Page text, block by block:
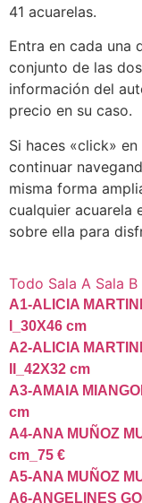
41 acuarelas.
Entra en cada una
conjunto de las
información del
precio en su caso.
Si haces «click»
continuar
misma forma
cualquier acuarela
sobre ella para
Todo Sala A Sala B
A1-ALICIA
I_30X46 cm
A2-ALICIA
II_42X32 cm
A3-AMAIA
cm
A4-ANA MUÑOZ
cm_75 €
A5-ANA MUÑOZ
A6-ANGELINES